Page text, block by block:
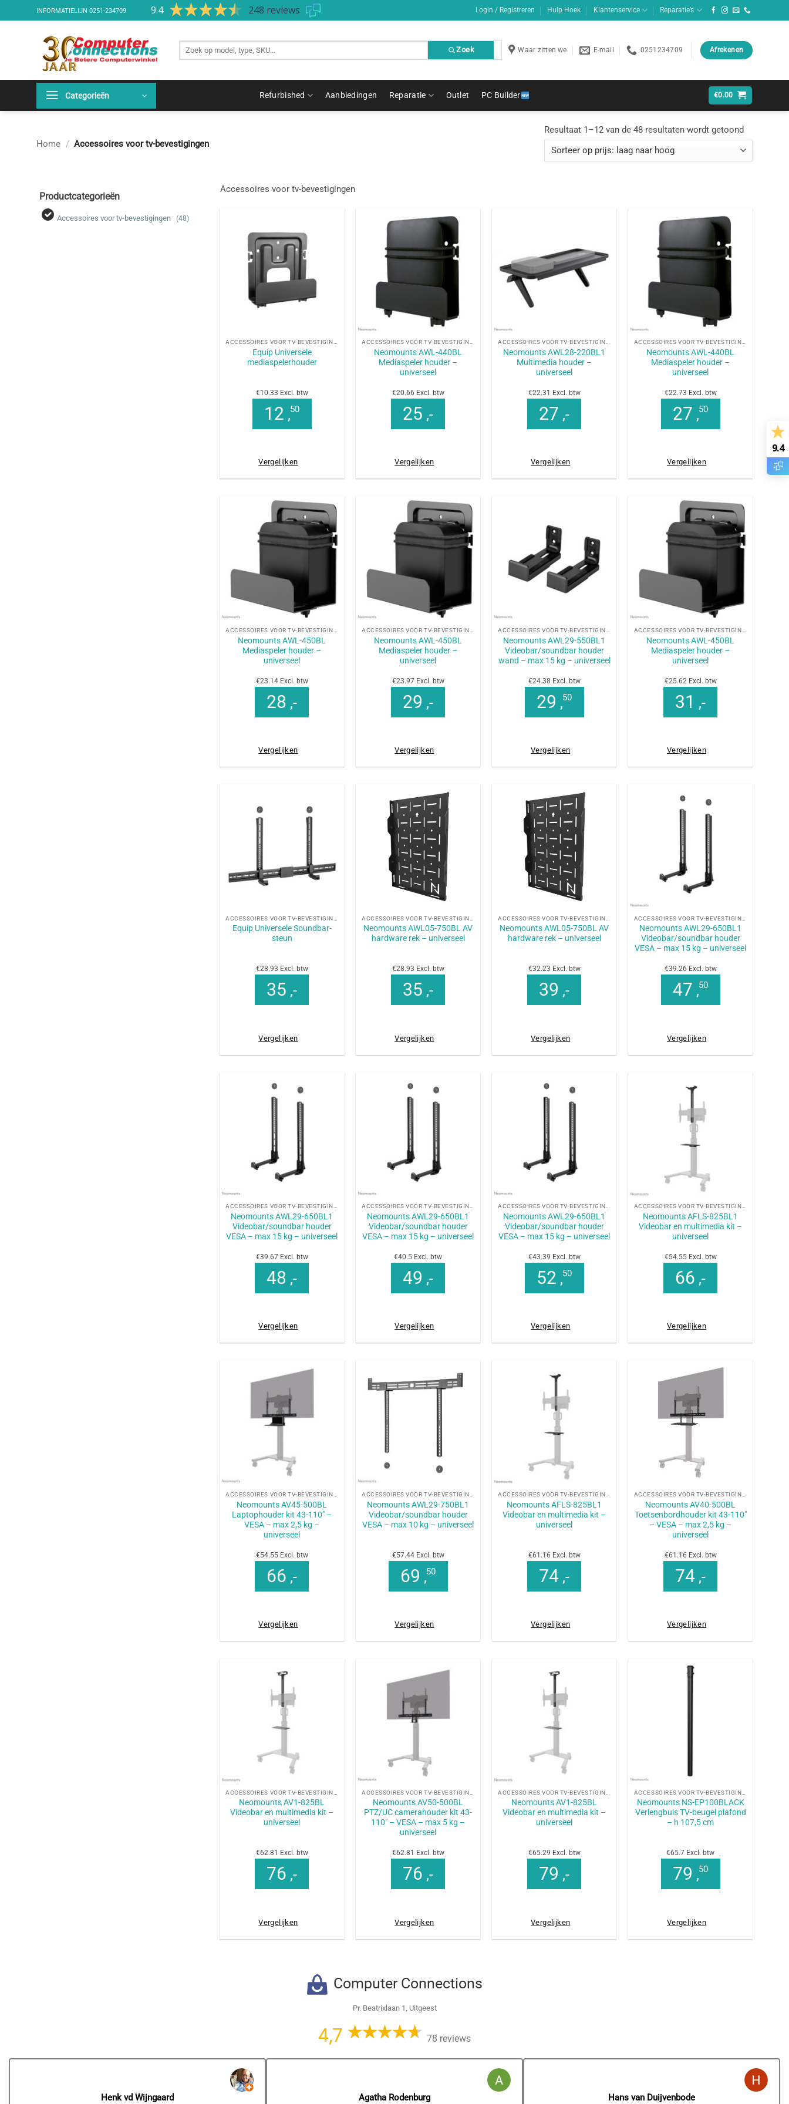
naar
INFORMATIELIJN 0251-234709
9.4
9.4 248 reviews Login / Registreren Hulp Hoek Klantenservice Reparatie’s
producten
Zoek Waar zitten we E-mail 0251234709 Afrekenen
Categorieën Refurbished Aanbiedingen Reparatie Outlet PC Builder €0.00
Home / Accessoires voor tv-bevestigingen
Resultaat 1–12 van de 48 resultaten wordt getoondGesorteerd
op
Productcategorieën
Accessoires voor tv-bevestigingen (48)
Accessoires voor tv-bevestigingen
ACCESSOIRES VOOR TV-BEVESTIGINGEN
Equip Universele
mediaspelerhouder
€10.33 Excl. btw
12 ,50
Vergelijken
ACCESSOIRES VOOR TV-BEVESTIGINGEN
Neomounts AWL-440BL
Mediaspeler houder –
universeel
€20.66 Excl. btw
25 ,-
Vergelijken
ACCESSOIRES VOOR TV-BEVESTIGINGEN
Neomounts AWL28-220BL1
Multimedia houder –
universeel
€22.31 Excl. btw
27 ,-
Vergelijken
ACCESSOIRES VOOR TV-BEVESTIGINGEN
Neomounts AWL-440BL
Mediaspeler houder –
universeel
€22.73 Excl. btw
27 ,50
Vergelijken
ACCESSOIRES VOOR TV-BEVESTIGINGEN
Neomounts AWL-450BL
Mediaspeler houder –
universeel
€23.14 Excl. btw
28 ,-
Vergelijken
ACCESSOIRES VOOR TV-BEVESTIGINGEN
Neomounts AWL-450BL
Mediaspeler houder –
universeel
€23.97 Excl. btw
29 ,-
Vergelijken
ACCESSOIRES VOOR TV-BEVESTIGINGEN
Neomounts AWL29-550BL1
Videobar/soundbar houder
wand – max 15 kg – universeel
€24.38 Excl. btw
29 ,50
Vergelijken
ACCESSOIRES VOOR TV-BEVESTIGINGEN
Neomounts AWL-450BL
Mediaspeler houder –
universeel
€25.62 Excl. btw
31 ,-
Vergelijken
ACCESSOIRES VOOR TV-BEVESTIGINGEN
Equip Universele Soundbar-
steun
€28.93 Excl. btw
35 ,-
Vergelijken
ACCESSOIRES VOOR TV-BEVESTIGINGEN
Neomounts AWL05-750BL AV
hardware rek – universeel
€28.93 Excl. btw
35 ,-
Vergelijken
ACCESSOIRES VOOR TV-BEVESTIGINGEN
Neomounts AWL05-750BL AV
hardware rek – universeel
€32.23 Excl. btw
39 ,-
Vergelijken
ACCESSOIRES VOOR TV-BEVESTIGINGEN
Neomounts AWL29-650BL1
Videobar/soundbar houder
VESA – max 15 kg – universeel
€39.26 Excl. btw
47 ,50
Vergelijken
ACCESSOIRES VOOR TV-BEVESTIGINGEN
Neomounts AWL29-650BL1
Videobar/soundbar houder
VESA – max 15 kg – universeel
€39.67 Excl. btw
48 ,-
Vergelijken
ACCESSOIRES VOOR TV-BEVESTIGINGEN
Neomounts AWL29-650BL1
Videobar/soundbar houder
VESA – max 15 kg – universeel
€40.5 Excl. btw
49 ,-
Vergelijken
ACCESSOIRES VOOR TV-BEVESTIGINGEN
Neomounts AWL29-650BL1
Videobar/soundbar houder
VESA – max 15 kg – universeel
€43.39 Excl. btw
52 ,50
Vergelijken
ACCESSOIRES VOOR TV-BEVESTIGINGEN
Neomounts AFLS-825BL1
Videobar en multimedia kit –
universeel
€54.55 Excl. btw
66 ,-
Vergelijken
ACCESSOIRES VOOR TV-BEVESTIGINGEN
Neomounts AV45-500BL
Laptophouder kit 43-110″ –
VESA – max 2,5 kg –
universeel
€54.55 Excl. btw
66 ,-
Vergelijken
ACCESSOIRES VOOR TV-BEVESTIGINGEN
Neomounts AWL29-750BL1
Videobar/soundbar houder
VESA – max 10 kg – universeel
€57.44 Excl. btw
69 ,50
Vergelijken
ACCESSOIRES VOOR TV-BEVESTIGINGEN
Neomounts AFLS-825BL1
Videobar en multimedia kit –
universeel
€61.16 Excl. btw
74 ,-
Vergelijken
ACCESSOIRES VOOR TV-BEVESTIGINGEN
Neomounts AV40-500BL
Toetsenbordhouder kit 43-110″
– VESA – max 2,5 kg –
universeel
€61.16 Excl. btw
74 ,-
Vergelijken
ACCESSOIRES VOOR TV-BEVESTIGINGEN
Neomounts AV1-825BL
Videobar en multimedia kit –
universeel
€62.81 Excl. btw
76 ,-
Vergelijken
ACCESSOIRES VOOR TV-BEVESTIGINGEN
Neomounts AV50-500BL
PTZ/UC camerahouder kit 43-
110″ – VESA – max 5 kg –
universeel
€62.81 Excl. btw
76 ,-
Vergelijken
ACCESSOIRES VOOR TV-BEVESTIGINGEN
Neomounts AV1-825BL
Videobar en multimedia kit –
universeel
€65.29 Excl. btw
79 ,-
Vergelijken
ACCESSOIRES VOOR TV-BEVESTIGINGEN
Neomounts NS-EP100BLACK
Verlengbuis TV-beugel plafond
– h 107,5 cm
€65.7 Excl. btw
79 ,50
Vergelijken
Computer Connections
Pr. Beatrixlaan 1, Uitgeest
4,7 78 reviews
Henk vd Wijngaard Agatha Rodenburg Hans van Duijvenbode